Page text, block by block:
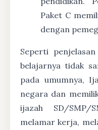
Paket C
dengan
Seperti
belajarnya tidak
pada umumnya,
negara dan
ijazah SD/SMP/
melamar kerja,